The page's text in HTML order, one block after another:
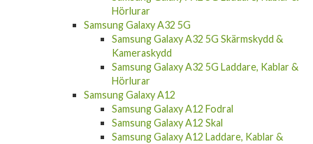
Samsung Galaxy A42 5G
Samsung Galaxy A42 5G Fodral
Samsung Galaxy A42 5G Skal
Samsung Galaxy A42 5G Laddare, Kablar &
Hörlurar
Samsung Galaxy A32 5G
Samsung Galaxy A32 5G Skärmskydd &
Kameraskydd
Samsung Galaxy A32 5G Laddare, Kablar &